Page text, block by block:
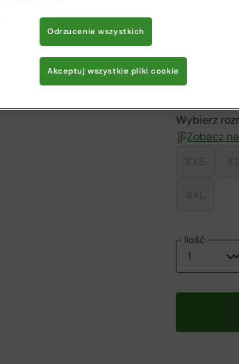
Kolor
Wybierz
Zobacz
Ilość
Odrzucenie wszystkich
Akceptuj wszystkie pliki cookie